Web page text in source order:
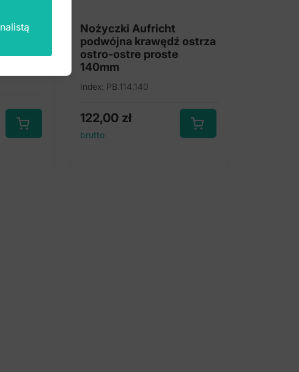
Nożyczki Aufricht
podwójna krawędź ostrza
ostro-ostre proste
140mm
Index: PB.114.140
122,00 zł
brutto